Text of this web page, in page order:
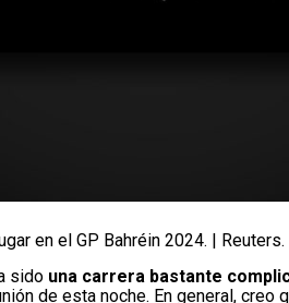
en el GP Bahréin 2024. | Reuters.
sido una carrera bastante
de esta noche. En general, creo